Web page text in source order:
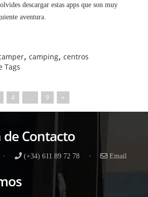
descargar estas apps que son muy
aventura.
camping centros
Tags
4 … 9 »
Contacto
· (+34) 611 89 72 78 · Email